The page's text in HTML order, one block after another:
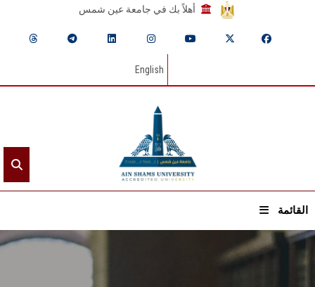
أهلاً بك في جامعة عين شمس
English
القائمة
الرئيسيـة